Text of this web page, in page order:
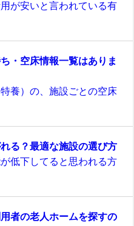
が安いと言われている有
・空床情報一覧はありま
養）の、施設ごとの空床
る？最適な施設の選び方
低下してると思われる方
者の老人ホームを探すの